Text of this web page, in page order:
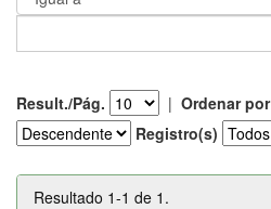
Result./Pág. | Ordenar por
Registro(s)
Resultado 1-1 de 1.